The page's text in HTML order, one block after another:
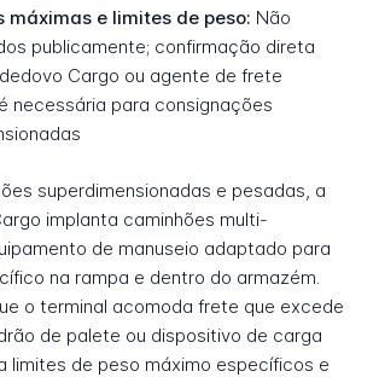
máximas e limites de peso: Não
publicamente; confirmação direta
Cargo ou agente de frete
necessária para consignações
superdimensionadas e pesadas, a
implanta caminhões multi-
de manuseio adaptado para
na rampa e dentro do armazém.
o terminal acomoda frete que excede
de palete ou dispositivo de carga
limites de peso máximo específicos e